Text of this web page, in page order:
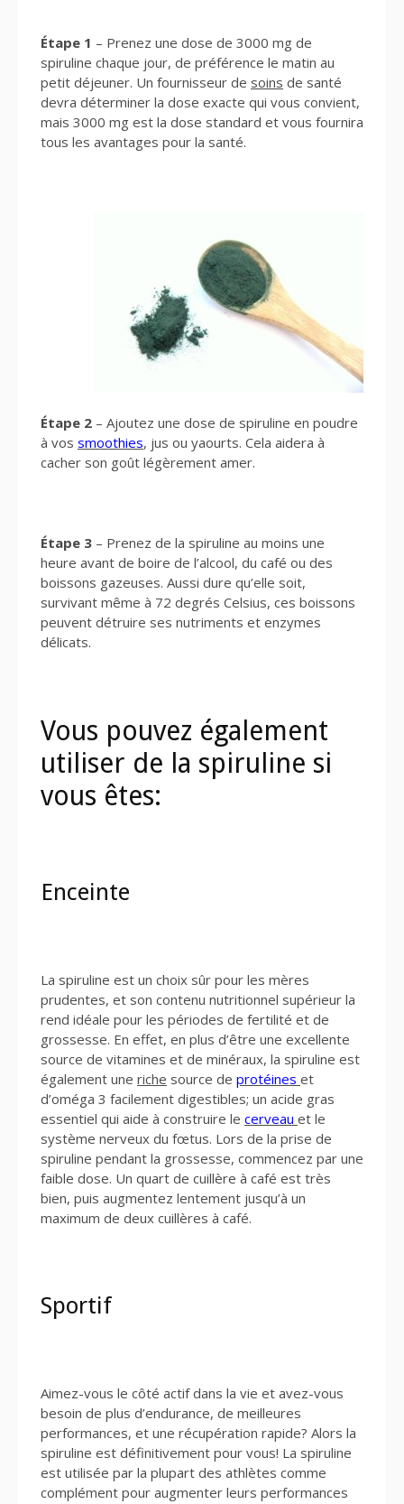
Étape 1 – Prenez une dose de 3000 mg de
spiruline chaque jour, de préférence le matin au
petit déjeuner. Un fournisseur de soins de santé
devra déterminer la dose exacte qui vous convient,
mais 3000 mg est la dose standard et vous fournira
tous les avantages pour la santé.
Étape 2 – Ajoutez une dose de spiruline en poudre
à vos smoothies, jus ou yaourts. Cela aidera à
cacher son goût légèrement amer.
Étape 3 – Prenez de la spiruline au moins une
heure avant de boire de l’alcool, du café ou des
boissons gazeuses. Aussi dure qu’elle soit,
survivant même à 72 degrés Celsius, ces boissons
peuvent détruire ses nutriments et enzymes
délicats.
Vous pouvez également
utiliser de la spiruline si
vous êtes:
Enceinte
La spiruline est un choix sûr pour les mères
prudentes, et son contenu nutritionnel supérieur la
rend idéale pour les périodes de fertilité et de
grossesse. En effet, en plus d’être une excellente
source de vitamines et de minéraux, la spiruline est
également une riche source de protéines et
d’oméga 3 facilement digestibles; un acide gras
essentiel qui aide à construire le cerveau et le
système nerveux du fœtus. Lors de la prise de
spiruline pendant la grossesse, commencez par une
faible dose. Un quart de cuillère à café est très
bien, puis augmentez lentement jusqu’à un
maximum de deux cuillères à café.
Sportif
Aimez-vous le côté actif dans la vie et avez-vous
besoin de plus d’endurance, de meilleures
performances, et une récupération rapide? Alors la
spiruline est définitivement pour vous! La spiruline
est utilisée par la plupart des athlètes comme
complément pour augmenter leurs performances